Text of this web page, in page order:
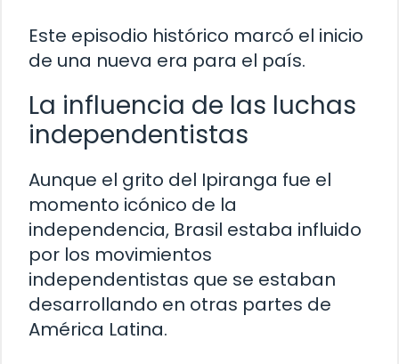
Este episodio histórico marcó el inicio
de una nueva era para el país.
La influencia de las luchas
independentistas
Aunque el grito del Ipiranga fue el
momento icónico de la
independencia, Brasil estaba influido
por los movimientos
independentistas que se estaban
desarrollando en otras partes de
América Latina.